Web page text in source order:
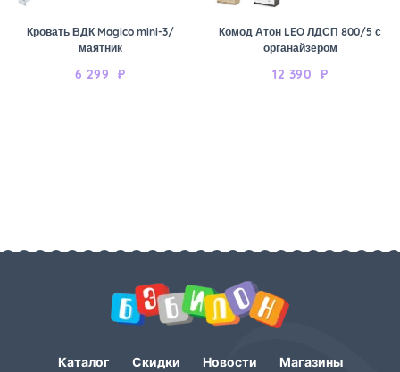
Кровать ВДК Magico mini-3/
маятник
6 299 ₽
Комод Атон LEO ЛДСП 800/5 с
органайзером
12 390 ₽
Каталог Скидки Новости Магазины